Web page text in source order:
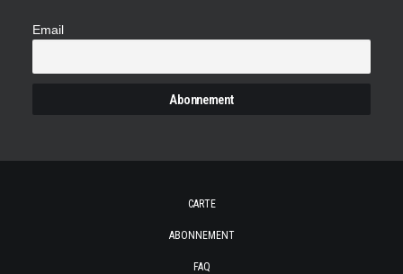
Email
CARTE
ABONNEMENT
FAQ